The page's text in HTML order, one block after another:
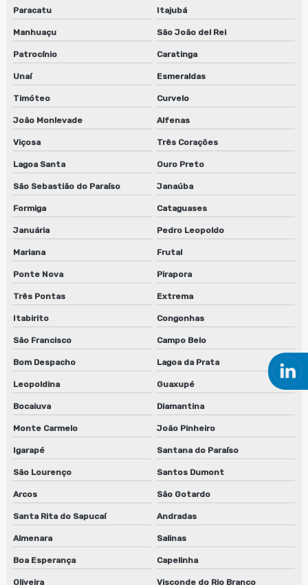
Lavadoras cilindros
Lavadoras de clichês
Limpeza de anilox
Limpeza de cilindros anilox
Limpeza de clichês flexográficos
Manutenção de lavadora de anilox
Manutenção de lavadora de anilox em jundiaí
Manutenção de lavadora de anilox em são paulo
Manutenção de lavadora de anilox em sp
Manutenção de lavadora de cilindros em jundiaí
Manutenção de lavadora de cilindros em sp
Manutenção de lavadora de clichês
Manutenção de lavadora de clichês em jundiaí
Manutenção de lavadora de clichês em são paulo
Manutenção de lavadora de clichês em sp
Manutenção de lavadora de peças biodegradáveis
Manutenção de máquina de limpeza de equipamentos
Manutenção de máquina de limpeza de equipamentos em
jundiaí
Paracatu Itajubá
Manhuaçu São João del Rei
Patrocínio Caratinga
Unaí Esmeraldas
Timóteo Curvelo
João Monlevade Alfenas
Viçosa Três Corações
Lagoa Santa Ouro Preto
São Sebastião do Paraíso Janaúba
Formiga Cataguases
Januária Pedro Leopoldo
Mariana Frutal
Ponte Nova Pirapora
Três Pontas Extrema
Itabirito Congonhas
São Francisco Campo Belo
Bom Despacho Lagoa da Prata
Leopoldina Guaxupé
Bocaiuva Diamantina
Monte Carmelo João Pinheiro
Igarapé Santana do Paraíso
São Lourenço Santos Dumont
Arcos São Gotardo
Santa Rita do Sapucaí Andradas
Almenara Salinas
Boa Esperança Capelinha
Oliveira Visconde do Rio Branco